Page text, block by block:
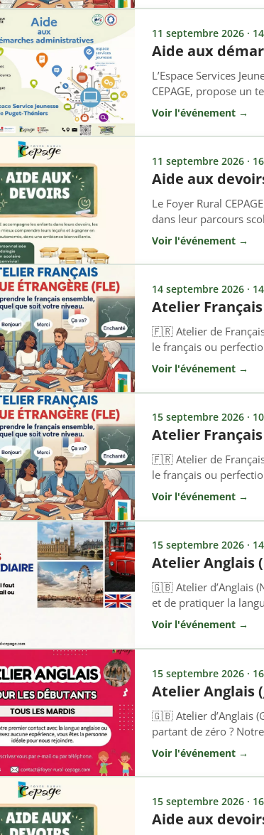
11 septembre 2026 ·
Aide aux
L’Espace Services
CEPAGE, propose un
besoin d’aide dans
administratives,
Voir l'événement →
11 septembre 2026 ·
Aide aux
Le Foyer Rural
dans leur parcours
chacun. 👉 Tous les
Gagner en
Voir l'événement →
14 septembre 2026 ·
Atelier
🇫🇷 Atelier de Français
le français ou
! Cet atelier s’adresse
Voir l'événement →
15 septembre 2026 ·
Atelier
🇫🇷 Atelier de Français
le français ou
! Cet atelier s’adresse
Voir l'événement →
15 septembre 2026 ·
Atelier Anglais
🇬🇧 Atelier d’Anglais
et de pratiquer la
hebdomadaire est fait
vocabulaire […]
Voir l'événement →
15 septembre 2026 ·
Atelier Anglais
🇬🇧 Atelier d’Anglais
partant de zéro ?
spécifiquement aux
ambiance
Voir l'événement →
15 septembre 2026 ·
Aide aux